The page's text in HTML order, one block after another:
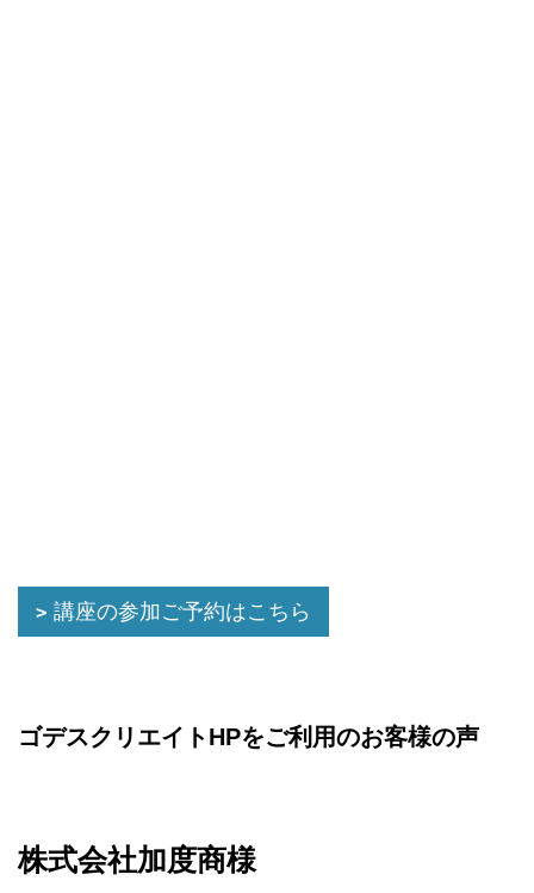
講座の参加ご予約はこちら
ゴデスクリエイトHPをご利用のお客様の声
株式会社加度商様